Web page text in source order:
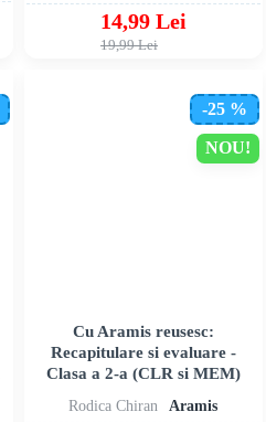
14,99 Lei
19,99 Lei
NOU!
-25 %
Rodica Chiran Aramis
Cu Aramis reusesc:
Recapitulare si evaluare -
Clasa a 2-a (CLR si MEM)